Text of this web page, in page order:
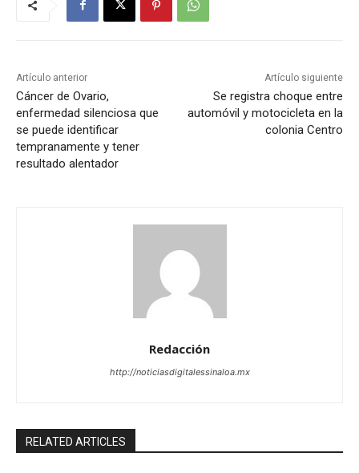
Artículo anterior
Cáncer de Ovario,
enfermedad silenciosa que
se puede identificar
tempranamente y tener
resultado alentador
Artículo siguiente
Se registra choque entre
automóvil y motocicleta en la
colonia Centro
Redacción
http://noticiasdigitalessinaloa.mx
RELATED ARTICLES